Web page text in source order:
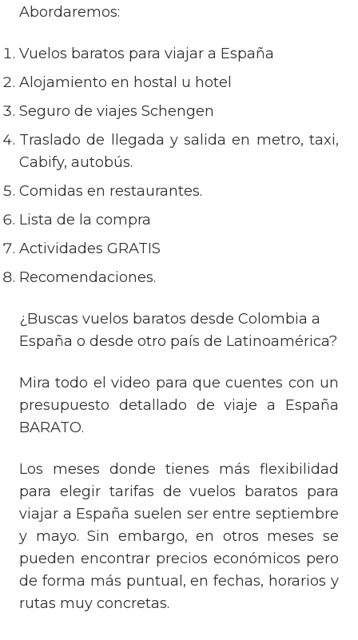
Abordaremos:
Vuelos baratos para viajar a España
Alojamiento en hostal u hotel
Seguro de viajes Schengen
Traslado de llegada y salida en metro, taxi,
Cabify, autobús.
Comidas en restaurantes.
Lista de la compra
Actividades GRATIS
Recomendaciones.
¿Buscas vuelos baratos desde Colombia a
España o desde otro país de Latinoamérica?
Mira todo el video para que cuentes con un
presupuesto detallado de viaje a España
BARATO.
Los meses donde tienes más flexibilidad
para elegir tarifas de vuelos baratos para
viajar a España suelen ser entre septiembre
y mayo. Sin embargo, en otros meses se
pueden encontrar precios económicos pero
de forma más puntual, en fechas, horarios y
rutas muy concretas.